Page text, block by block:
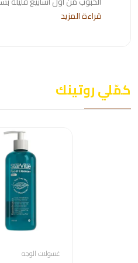
قراءة المزيد
كمّلي روتينك
غسولات الوجه